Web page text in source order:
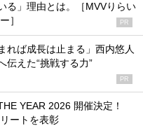
る」理由とは。［MVVりらい
］
PR
れば成長は止まる」西内悠人
伝えた“挑戦する力”
PR
YEAR 2026 開催決定！
ートを表彰